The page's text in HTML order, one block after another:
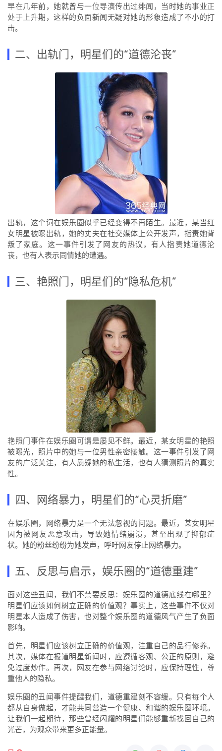
早在几年前，她就曾与一位导演传出过绯闻，当时她的事业正
处于上升期，这样的负面新闻无疑对她的形象造成了不小的打
击。
二、出轨门，明星们的“道德沦丧”
出轨，这个词在娱乐圈似乎已经变得不再陌生。最近，某当红
女明星被曝出轨，她的丈夫在社交媒体上公开发声，指责她背
叛了家庭。这一事件引发了网友的热议，有人指责她道德沦
丧，也有人表示同情她的遭遇。
三、艳照门，明星们的“隐私危机”
艳照门事件在娱乐圈可谓是屡见不鲜。最近，某女明星的艳照
被曝光，照片中的她与一位男性亲密接触。这一事件引发了网
友的广泛关注，有人质疑她的私生活，也有人猜测照片的真实
性。
四、网络暴力，明星们的“心灵折磨”
在娱乐圈，网络暴力是一个无法忽视的问题。最近，某女明星
因为被网友恶意攻击，导致她情绪崩溃，甚至出现了抑郁症
状。她的粉丝纷纷为她发声，呼吁网友停止网络暴力。
五、反思与启示，娱乐圈的“道德重建”
面对这些丑闻，我们不禁要反思：娱乐圈的道德底线在哪里？
明星们应该如何树立正确的价值观？事实上，这些事件不仅对
明星本人造成了伤害，也对整个娱乐圈的道德风气产生了负面
影响。
首先，明星们应该树立正确的价值观，注重自己的品行修养。
其次，媒体在报道明星新闻时，应遵循客观、公正的原则，避
免过度炒作。再次，网友在参与网络讨论时，应保持理性，尊
重他人的隐私。
娱乐圈的丑闻事件提醒我们，道德重建刻不容缓。只有每个人
都从自身做起，才能共同营造一个健康、和谐的娱乐圈环境。
让我们一起期待，那些曾经闪耀的明星们能够重新找回自己的
光芒，为观众带来更多正能量。